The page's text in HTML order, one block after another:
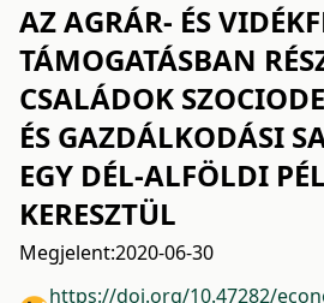
AZ AGRÁR- ÉS
TÁMOGATÁSBAN
CSALÁDOK
ÉS GAZDÁLKODÁSI
EGY DÉL-ALFÖLDI
KERESZTÜL
Megjelent:2020-06-30
https://doi.org/10.47282/